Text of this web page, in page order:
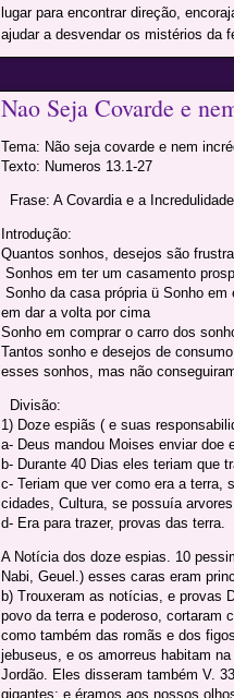
lugar para encontrar direção,
ajudar a desvendar os mistérios da
Nao Seja Covarde e
Tema: Não seja covarde e nem
Texto: Numeros 13.1-27
Frase: A Covardia e a
Introdução:
Quantos sonhos, desejos são
Sonhos em ter um casamento
Sonho da casa própria ü Sonho
em dar a volta por cima
Sonho em comprar o carro dos
Tantos sonho e desejos de
esses sonhos, mas não
Divisão:
1) Doze espiãs ( e suas
a- Deus mandou Moises enviar doe
b- Durante 40 Dias eles teriam que
c- Teriam que ver como era a terra,
cidades, Cultura, se possuía
d- Era para trazer, provas das terra.
A Notícia dos doze espias. 10
Nabi, Geuel.) esses caras eram
b) Trouxeram as notícias, e provas
povo da terra e poderoso, cortaram
como também das romãs e dos
jebuseus, e os amorreus habitam
Jordão. Eles disseram também V.
gigantes; e éramos aos nossos